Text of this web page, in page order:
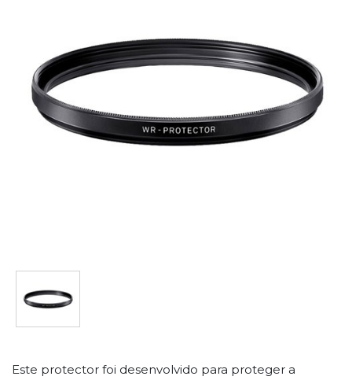
Este protector foi desenvolvido para proteger a